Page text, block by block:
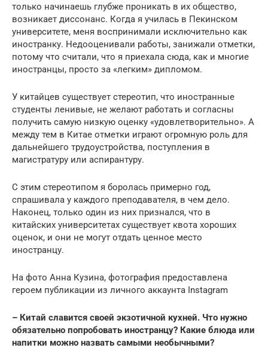
только начинаешь глубже проникать в их общество,
возникает диссонанс. Когда я училась в Пекинском
университете, меня воспринимали исключительно как
иностранку. Недооценивали работы, занижали отметки,
потому что считали, что я приехала сюда, как и многие
иностранцы, просто за «легким» дипломом.
У китайцев существует стереотип, что иностранные
студенты ленивые, не желают работать и согласны
получить самую низкую оценку «удовлетворительно». А
между тем в Китае отметки играют огромную роль для
дальнейшего трудоустройства, поступления в
магистратуру или аспирантуру.
С этим стереотипом я боролась примерно год,
спрашивала у каждого преподавателя, в чем дело.
Наконец, только один из них признался, что в
китайских университетах существует квота хороших
оценок, и они не могут отдать ценное место
иностранцу.
На фото Анна Кузина, фотография предоставлена
героем публикации из личного аккаунта Instagram
– Китай славится своей экзотичной кухней. Что нужно
обязательно попробовать иностранцу? Какие блюда или
напитки можно назвать самыми необычными?